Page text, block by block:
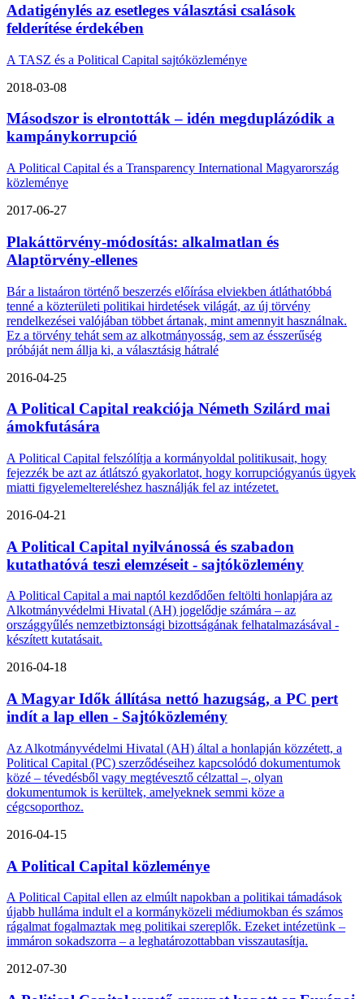
Adatigénylés az esetleges választási csalások
felderítése érdekében
A TASZ és a Political Capital sajtóközleménye
2018-03-08
Másodszor is elrontották – idén megduplázódik a
kampánykorrupció
A Political Capital és a Transparency International Magyarország
közleménye
2017-06-27
Plakáttörvény-módosítás: alkalmatlan és
Alaptörvény-ellenes
Bár a listaáron történő beszerzés előírása elviekben átláthatóbbá
tenné a közterületi politikai hirdetések világát, az új törvény
rendelkezései valójában többet ártanak, mint amennyit használnak.
Ez a törvény tehát sem az alkotmányosság, sem az ésszerűség
próbáját nem állja ki, a választásig hátralé
2016-04-25
A Political Capital reakciója Németh Szilárd mai
ámokfutására
A Political Capital felszólítja a kormányoldal politikusait, hogy
fejezzék be azt az átlátszó gyakorlatot, hogy korrupciógyanús ügyek
miatti figyelemeltereléshez használják fel az intézetet.
2016-04-21
A Political Capital nyilvánossá és szabadon
kutathatóvá teszi elemzéseit - sajtóközlemény
A Political Capital a mai naptól kezdődően feltölti honlapjára az
Alkotmányvédelmi Hivatal (AH) jogelődje számára – az
országgyűlés nemzetbiztonsági bizottságának felhatalmazásával -
készített kutatásait.
2016-04-18
A Magyar Idők állítása nettó hazugság, a PC pert
indít a lap ellen - Sajtóközlemény
Az Alkotmányvédelmi Hivatal (AH) által a honlapján közzétett, a
Political Capital (PC) szerződéseihez kapcsolódó dokumentumok
közé – tévedésből vagy megtévesztő célzattal –, olyan
dokumentumok is kerültek, amelyeknek semmi köze a
cégcsoporthoz.
2016-04-15
A Political Capital közleménye
A Political Capital ellen az elmúlt napokban a politikai támadások
újabb hulláma indult el a kormányközeli médiumokban és számos
rágalmat fogalmaztak meg politikai szereplők. Ezeket intézetünk –
immáron sokadszorra – a leghatározottabban visszautasítja.
2012-07-30